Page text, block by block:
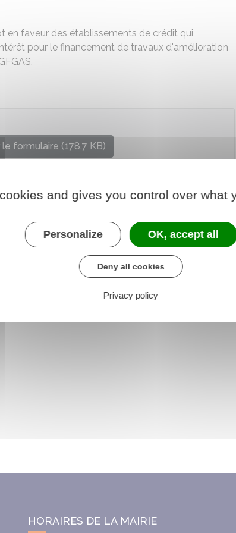
en faveur des établissements de crédit qui
pour le financement de travaux d'amélioration
formulaire (178.7 KB)
HORAIRES DE LA MAIRIE
and gives you control over what
Personalize OK, accept all
Deny all cookies
Privacy policy